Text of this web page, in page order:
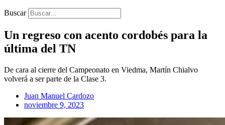
Buscar
Un regreso con acento cordobés para la
última del TN
De cara al cierre del Campeonato en Viedma, Martín Chialvo
volverá a ser parte de la Clase 3.
Juan Manuel Cardozo
noviembre 9, 2023